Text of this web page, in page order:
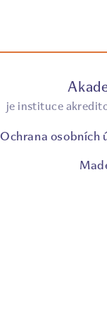
je instituce
Ochrana osobních